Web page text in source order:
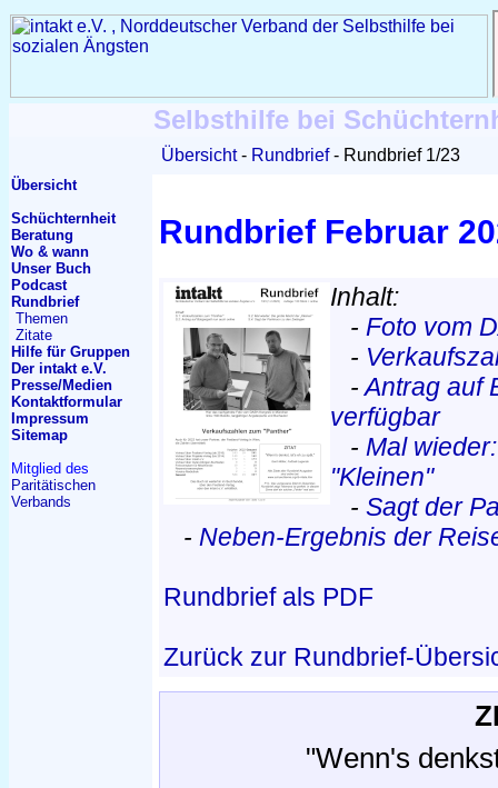
Selbsthilfe bei
Übersicht Rundbrief Rundbrief 1/23
Übersicht
Schüchternheit
Beratung
Wo & wann
Unser Buch
Podcast
Rundbrief
Themen
Zitate
Hilfe für Gruppen
Der intakt e.V.
Presse/Medien
Kontaktformular
Impressum
Sitemap
Mitglied des
Paritätischen
Verbands
Rundbrief Februar
Inhalt:
- Foto vom
-
-Antrag auf
verfügbar
- Mal
"Kleinen"
- Sagt der
- Neben-Ergebnis der
Rundbrief als PDF
Zurück zur Rundbrief-
"Wenn's